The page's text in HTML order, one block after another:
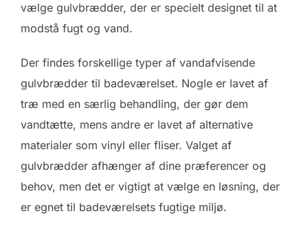
vælge gulvbrædder, der er specielt designet til at
modstå fugt og vand.
Der findes forskellige typer af vandafvisende
gulvbrædder til badeværelset. Nogle er lavet af
træ med en særlig behandling, der gør dem
vandtætte, mens andre er lavet af alternative
materialer som vinyl eller fliser. Valget af
gulvbrædder afhænger af dine præferencer og
behov, men det er vigtigt at vælge en løsning, der
er egnet til badeværelsets fugtige miljø.